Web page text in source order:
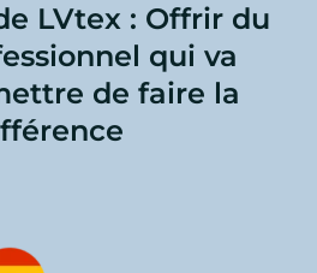
LVtex : Offrir du
qui va
de faire la